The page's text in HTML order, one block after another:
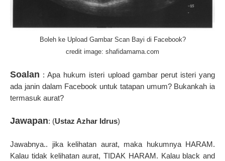
Boleh ke Upload Gambar Scan Bayi di Facebook?
credit image: shafidamama.com
Soalan : Apa hukum isteri upload gambar perut isteri yang
ada janin dalam Facebook untuk tatapan umum? Bukankah ia
termasuk aurat?
Jawapan: (Ustaz Azhar Idrus)
Jawabnya.. jika kelihatan aurat, maka hukumnya HARAM.
Kalau tidak kelihatan aurat, TIDAK HARAM. Kalau black and